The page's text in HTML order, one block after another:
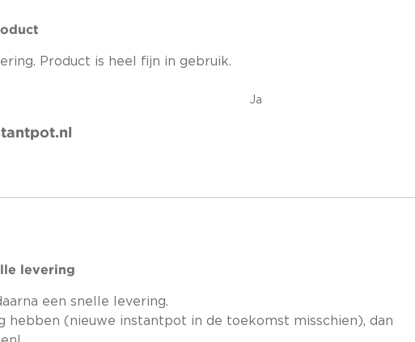
Product is heel fijn in gebruik.
Ja
levering
een snelle levering.
hebben (nieuwe instantpot in de toekomst misschien), dan